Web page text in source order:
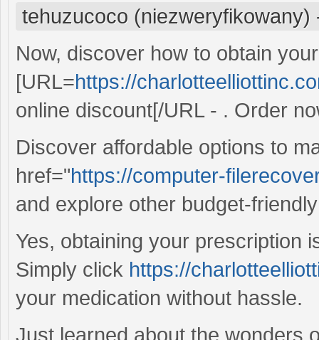
tehuzucoco (niezweryfikowany)
Now, discover how to obtain
[URL=https://
online discount[/URL - . Order
Discover affordable options to
href="https://computer-
and explore other budget-
Yes, obtaining your prescription
Simply click https://
your medication without hassle.
Just learned about the wonders